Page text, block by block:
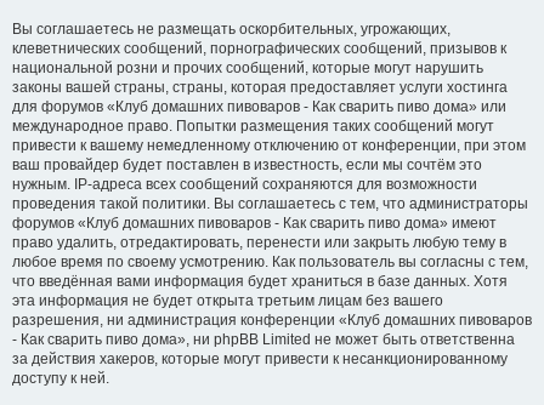
Вы соглашаетесь не размещать оскорбительных, угрожающих,
клеветнических сообщений, порнографических сообщений, призывов к
национальной розни и прочих сообщений, которые могут нарушить
законы вашей страны, страны, которая предоставляет услуги хостинга
для форумов «Клуб домашних пивоваров - Как cварить пиво дома» или
международное право. Попытки размещения таких сообщений могут
привести к вашему немедленному отключению от конференции, при этом
ваш провайдер будет поставлен в известность, если мы сочтём это
нужным. IP-адреса всех сообщений сохраняются для возможности
проведения такой политики. Вы соглашаетесь с тем, что администраторы
форумов «Клуб домашних пивоваров - Как cварить пиво дома» имеют
право удалить, отредактировать, перенести или закрыть любую тему в
любое время по своему усмотрению. Как пользователь вы согласны с тем,
что введённая вами информация будет храниться в базе данных. Хотя
эта информация не будет открыта третьим лицам без вашего
разрешения, ни администрация конференции «Клуб домашних пивоваров
- Как cварить пиво дома», ни phpBB Limited не может быть ответственна
за действия хакеров, которые могут привести к несанкционированному
доступу к ней.